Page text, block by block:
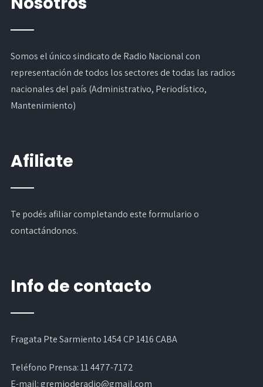
Somos el único sindicato de Radio Nacional con
representación de todos los sectores de todas las radios
nacionales del país (Administrativo, Periodístico,
Mantenimiento)
Afiliate
Te podés afiliar completandoeste formularioo
contactándonos.
Info de contacto
Fragata Pte Sarmiento 1454 CP 1416 CABA
Teléfono Prensa:11 4477-7172
E-mail:gremioderadio@gmail.com